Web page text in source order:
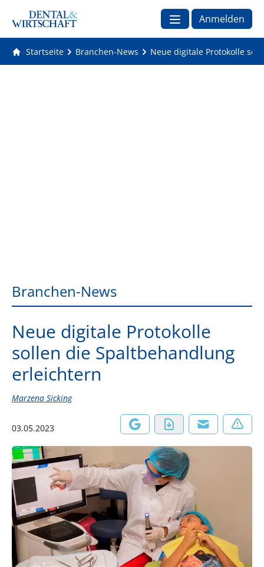
Anmelden
Startseite Branchen-News Neue digitale Protokolle
Branchen-News
Neue digitale Protokolle
sollen die Spaltbehandlung
erleichtern
Marzena Sicking
03.05.2023